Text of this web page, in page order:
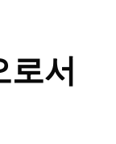
서